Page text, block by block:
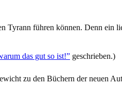
führen können. Denn ein
das gut so ist!” geschrieben.)
zu den Büchern der neuen